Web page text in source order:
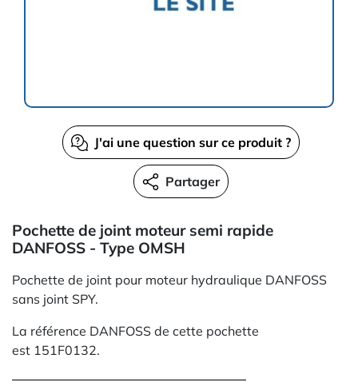
J'ai une question sur ce produit ?
Partager
Pochette de joint moteur semi rapide
DANFOSS - Type OMSH
Pochette de joint pour moteur hydraulique DANFOSS
sans joint SPY.
La référence DANFOSS de cette pochette
est 151F0132.